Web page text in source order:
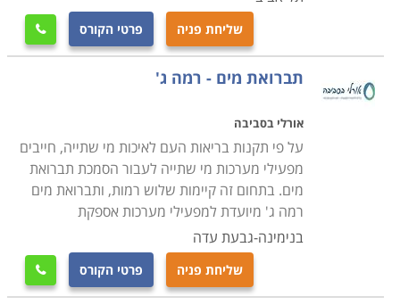
שליחת פניה פרטי הקורס 
תברואת מים - רמה ג'
אורלי בסביבה
על פי תקנות בריאות העם לאיכות מי שתייה, חייבים
מפעילי מערכות מי שתייה לעבור הסמכת תברואת
מים. בתחום זה קיימות שלוש רמות, ותברואת מים
רמה ג' מיועדת למפעילי מערכות אספקת
בנימינה-גבעת עדה
שליחת פניה פרטי הקורס 